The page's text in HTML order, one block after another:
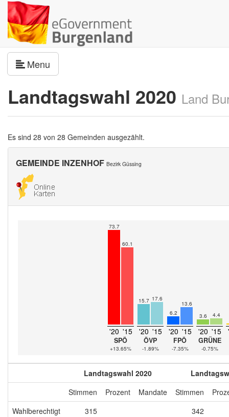
Menu
Landtagswahl 2020 Land
Es sind 28 von 28 Gemeinden ausgezählt.
GEMEINDE INZENHOF Bezirk Güssing
73.7
60.1
'20 '15
SPÖ
+13.65%
15.7 17.6
'20 '15
ÖVP
-1.89%
6.2
13.6
'20 '15
FPÖ
-7.35%
3.6 4.4
'20 '15
GRÜNE
-0.75%
Landtagswahl 2020
Stimmen
Prozent Mandate Stimmen
Wahlberechtigt
315
342